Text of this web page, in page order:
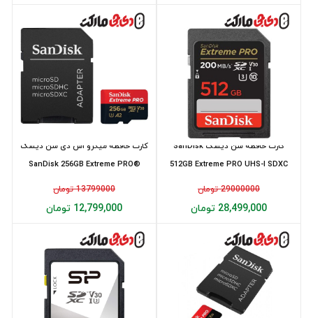
کارت حافظه میکرو اس دی سن دیسک
SanDisk 256GB Extreme PRO®
microSD 20...
13799000 تومان
12,799,000 تومان
کارت حافظه سن دیسک SanDisk
512GB Extreme PRO UHS-I SDXC
200MB/s
29000000 تومان
28,499,000 تومان